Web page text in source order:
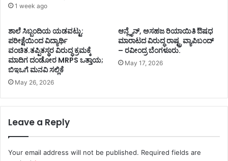
1 week ago
ಶಾಲೆ ಸಿಬ್ಬಂದಿಯ ಯಡವಟ್ಟು:
ಪರೀಕ್ಷೆಯಿಂದ ವಿದ್ಯಾರ್ಥಿ
ವಂಚಿತ.ತಪ್ಪಿತಸ್ಥರ ವಿರುದ್ಧ ಕ್ರಮಕ್ಕೆ
ಮಾದಿಗ ದಂಡೋರ MRPS ಒತ್ತಾಯ;
ಬಿಇಒಗೆ ಮನವಿ ಸಲ್ಲಿಕೆ
May 26, 2026
ಆನ್ಲೈನ್, ಅಸಹಜ ರಿಯಾಯಿತಿ ಔಷಧ
ಮಾರಾಟದ ವಿರುದ್ಧ ರಾಷ್ಟ್ರ ವ್ಯಾಪಿಬಂದ್
– ರವೀಂದ್ರ ಬೆಂಗಳೂರು.
May 17, 2026
Leave a Reply
Your email address will not be published. Required fields are